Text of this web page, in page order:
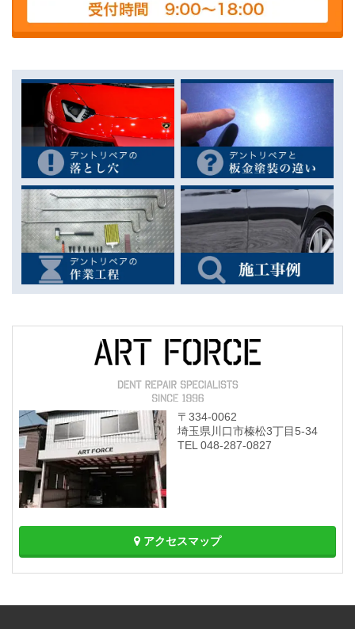
〒334-0062
埼玉県川口市榛松3丁目5-34
TEL 048-287-0827
アクセスマップ